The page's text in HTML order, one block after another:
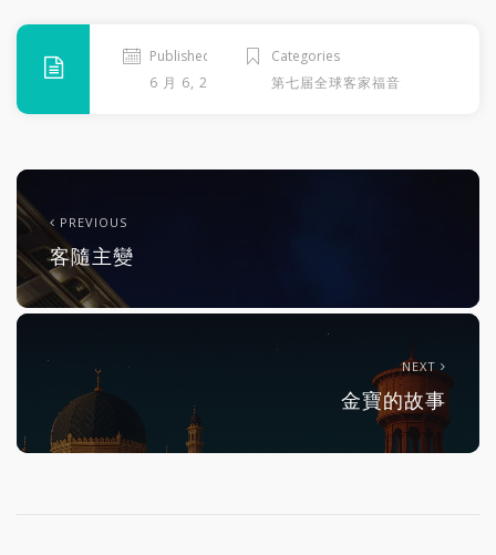
Published
6 月 6, 2026
Categories
第七届全球客家福音大会
PREVIOUS
客隨主變
NEXT
金寶的故事